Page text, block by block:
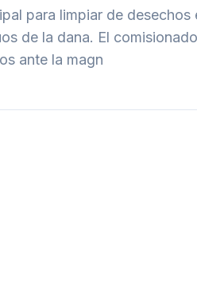
para limpiar de
de la dana. El
ante la magn